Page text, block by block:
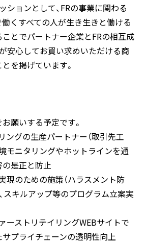
ションとして、FRの事業に関わる
くすべての人が生き生きと働ける
とでパートナー企業とFRの相互成
安心してお買い求めいただける商
を掲げています。
願いする予定です。
ングの生産パートナー（取引先工
モニタリングやホットラインを通
是正と防止
現のための施策（ハラスメント防
スキルアップ等のプログラム立案実
ーストリテイリングWEBサイトで
プライチェーンの透明性向上